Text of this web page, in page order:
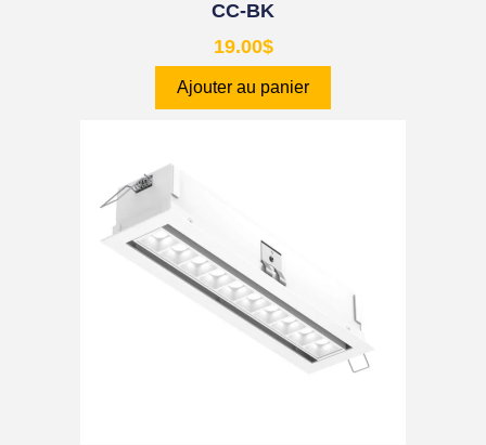
CC-BK
19.00$
Ajouter au panier